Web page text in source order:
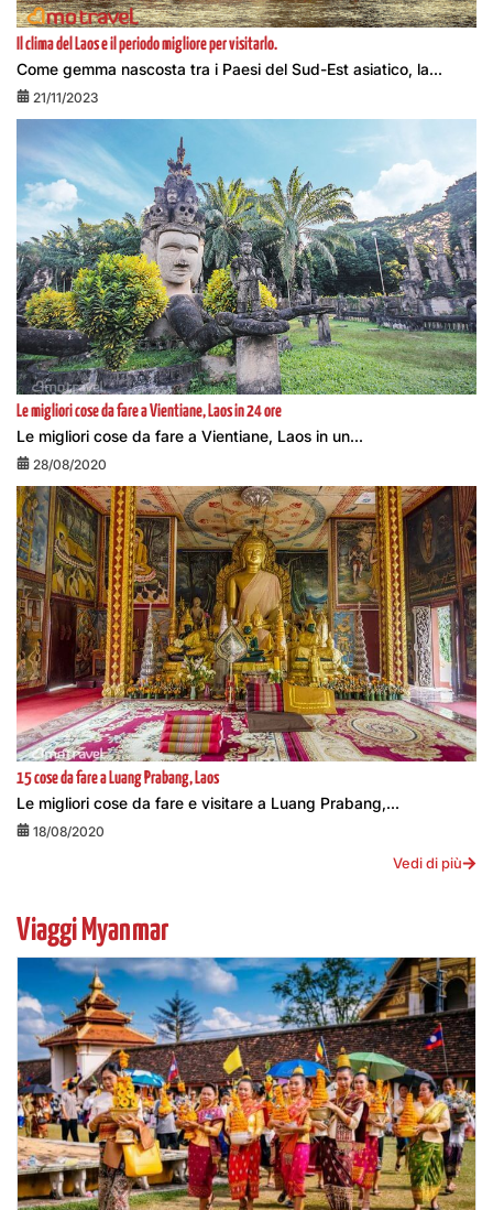
Il clima del Laos e il periodo migliore per visitarlo.
Come gemma nascosta tra i Paesi del Sud-Est asiatico, la...
21/11/2023
Le migliori cose da fare a Vientiane, Laos in 24 ore
Le migliori cose da fare a Vientiane, Laos in un...
28/08/2020
15 cose da fare a Luang Prabang, Laos
Le migliori cose da fare e visitare a Luang Prabang,...
18/08/2020
Vedi di più
Viaggi Myanmar